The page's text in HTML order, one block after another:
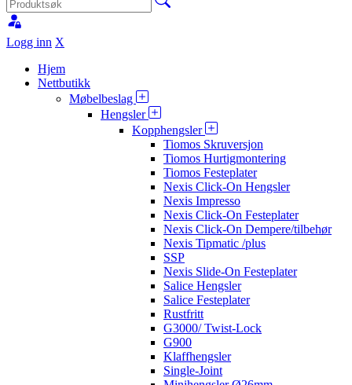
Logg inn X
Hjem
Nettbutikk
Møbelbeslag
Hengsler
Kopphengsler
Tiomos Skruversjon
Tiomos Hurtigmontering
Tiomos Festeplater
Nexis Click-On Hengsler
Nexis Impresso
Nexis Click-On Festeplater
Nexis Click-On Dempere/tilbehør
Nexis Tipmatic /plus
SSP
Nexis Slide-On Festeplater
Salice Hengsler
Salice Festeplater
Rustfritt
G3000/ Twist-Lock
G900
Klaffhengsler
Single-Joint